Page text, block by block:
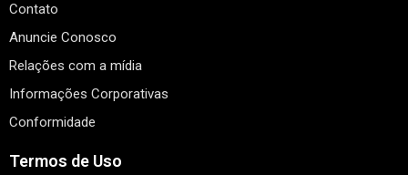
Contato
Anuncie Conosco
Relações com a mídia
Informações Corporativas
Conformidade
Termos de Uso